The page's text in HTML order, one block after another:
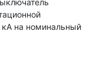
на номинальный